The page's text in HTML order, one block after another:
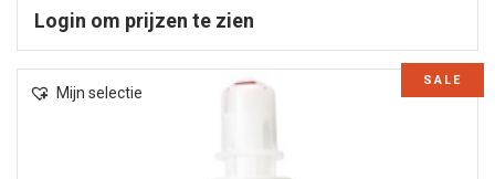
Login om prijzen te zien
SALE
Mijn selectie